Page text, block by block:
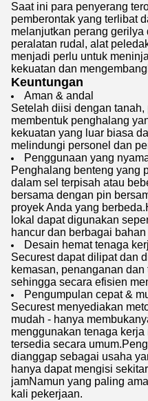
Saat ini para penyerang
pemberontak yang terlibat
melanjutkan perang
peralatan rudal, alat
menjadi perlu untuk
kekuatan dan
Keuntungan
Aman & andal
Setelah diisi dengan
membentuk penghalang
kekuatan yang luar biasa
melindungi personel dan
Penggunaan yang
Penghalang benteng yang
dalam sel terpisah atau
bersama dengan pin
proyek Anda yang
lokal dapat digunakan
hancur dan berbagai
Desain hemat tenaga
Securest dapat dilipat dan
kemasan, penanganan
sehingga secara efisien
Pengumpulan cepat &
Securest menyediakan
mudah - hanya
menggunakan tenaga
tersedia secara
dianggap sebagai usaha
hanya dapat mengisi
jamNamun yang paling
kali pekerjaan.